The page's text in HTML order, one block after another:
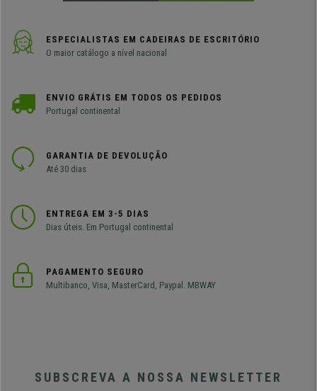
ESPECIALISTAS EM CADEIRAS DE ESCRITÓRIO
O maior catálogo a nível nacional
ENVIO GRÁTIS EM TODOS OS PEDIDOS
Portugal continental
GARANTIA DE DEVOLUÇÃO
Até 30 dias
ENTREGA EM 3-5 DIAS
Dias úteis. Em Portugal continental
PAGAMENTO SEGURO
Multibanco, Visa, MasterCard, Paypal. MBWAY
SUBSCREVA A NOSSA NEWSLETTER